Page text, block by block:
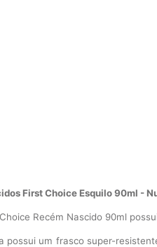
First Choice Esquilo 90ml -
Recém Nascido 90ml
possui um frasco super-